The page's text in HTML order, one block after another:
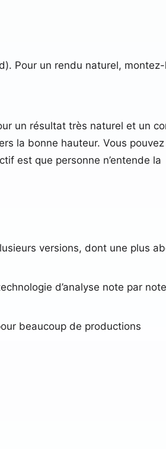
Pour un rendu naturel,
un résultat très naturel et un
la bonne hauteur. Vous
est que personne n’entende la
versions, dont une plus
d’analyse note par
beaucoup de productions